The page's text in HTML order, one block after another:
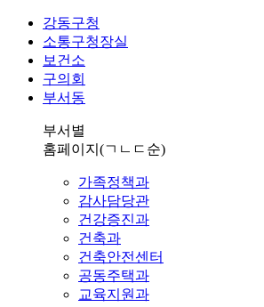
강동구청
소통구청장실
보건소
구의회
부서동
부서별
홈페이지 (ㄱㄴㄷ순)
가족정책과
감사담당관
건강증진과
건축과
건축안전센터
공동주택과
교육지원과